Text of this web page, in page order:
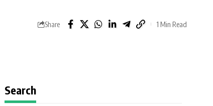
Share 1 Min Read
Search